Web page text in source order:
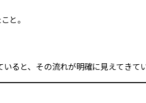
と。
ると、その流れが明確に見えてきてい